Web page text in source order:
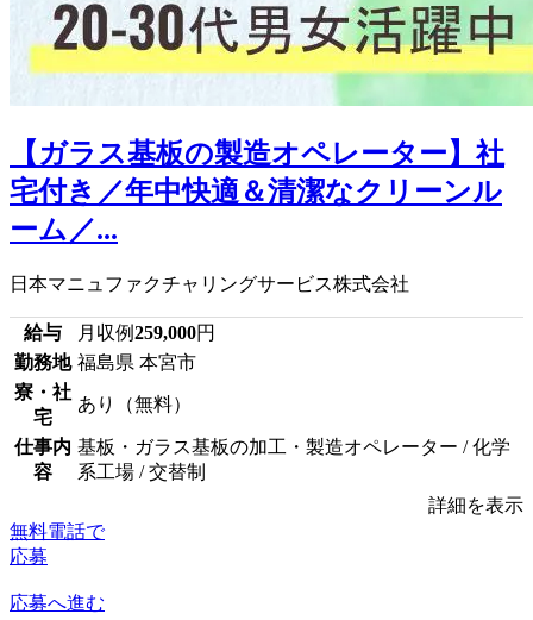
【ガラス基板の製造オペレーター】社
宅付き／年中快適＆清潔なクリーンル
ーム／...
日本マニュファクチャリングサービス株式会社
給与 月収例259,000円
勤務地 福島県 本宮市
寮・社
宅
あり（無料）
仕事内
容
基板・ガラス基板の加工・製造オペレーター / 化学
系工場 / 交替制
詳細を表示
無料電話で
応募
応募へ進む